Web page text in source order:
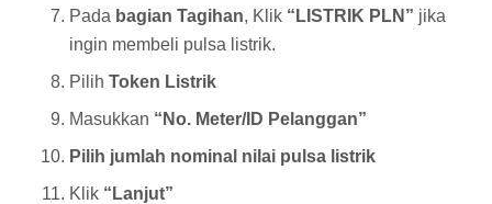
Pada bagian Tagihan, Klik “LISTRIK PLN” jika
ingin membeli pulsa listrik.
Pilih Token Listrik
Masukkan “No. Meter/ID Pelanggan”
Pilih jumlah nominal nilai pulsa listrik
Klik “Lanjut”